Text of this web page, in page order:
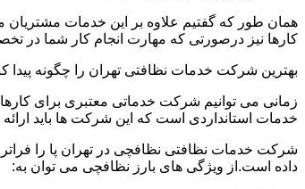
همان طور که گفتیم علاوه بر این خدمات مشتریان
کارها نیز درصورتی که مهارت انجام کار شما در
بهترین شرکت خدمات نظافتی تهران را چگونه پیدا
زمانی می توانیم شرکت خدماتی معتبری برای
خدمات استانداردی است که این شرکت ها باید ارائه
شرکت خدمات نظافتی نظافچی در تهران پا را
داده است.از ویژگی های بارز نظافچی می توان به: